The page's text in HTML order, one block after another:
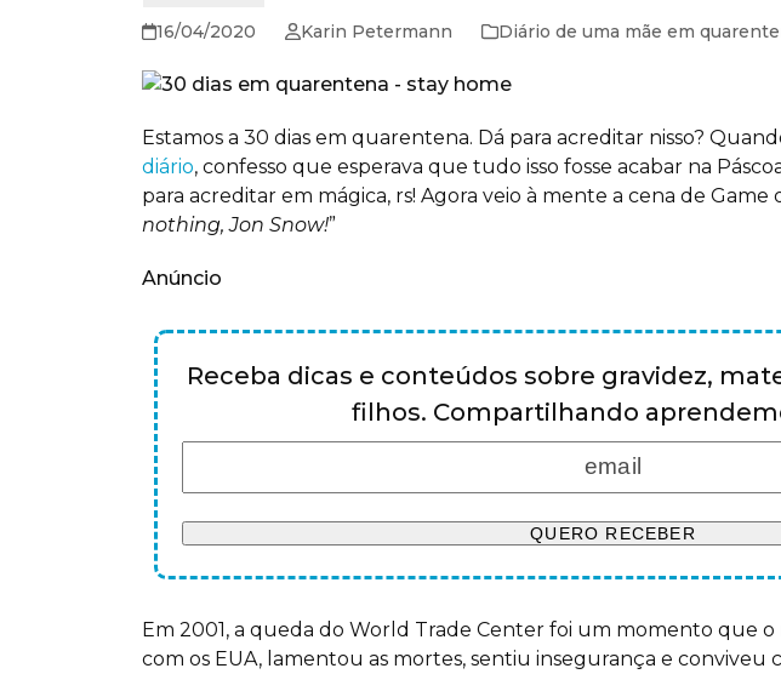
16/04/2020 Karin Petermann Diário de uma mãe em
Estamos a 30 dias em quarentena. Dá para acreditar nisso?
diário, confesso que esperava que tudo isso fosse acabar na
para acreditar em mágica, rs! Agora veio à mente a cena de Game
nothing, Jon Snow!”
Anúncio
Receba dicas e conteúdos sobre gravidez,
filhos. Compartilhando
Em 2001, a queda do World Trade Center foi um momento que
com os EUA, lamentou as mortes, sentiu insegurança e conviveu